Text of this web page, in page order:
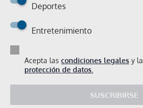
Deportes
Entretenimiento
Acepta las condiciones legales y la
protección de datos.
SUSCRIBIRSE